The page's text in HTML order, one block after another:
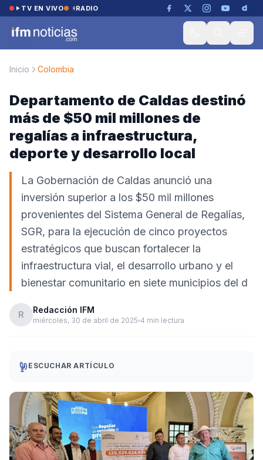
Saltar al contenido
TV EN VIVO RADIO
Inicio Colombia
Departamento de Caldas destinó
más de $50 mil millones de
regalías a infraestructura,
deporte y desarrollo local
La Gobernación de Caldas anunció una
inversión superior a los $50 mil millones
provenientes del Sistema General de Regalías,
SGR, para la ejecución de cinco proyectos
estratégicos que buscan fortalecer la
infraestructura vial, el desarrollo urbano y el
bienestar comunitario en siete municipios del d
R Redacción IFM
miércoles, 30 de abril de 2025 4 min lectura
ESCUCHAR ARTÍCULO